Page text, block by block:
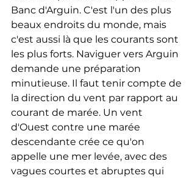
Banc d'Arguin. C'est l'un des plus
beaux endroits du monde, mais
c'est aussi là que les courants sont
les plus forts. Naviguer vers Arguin
demande une préparation
minutieuse. Il faut tenir compte de
la direction du vent par rapport au
courant de marée. Un vent
d'Ouest contre une marée
descendante crée ce qu'on
appelle une mer levée, avec des
vagues courtes et abruptes qui